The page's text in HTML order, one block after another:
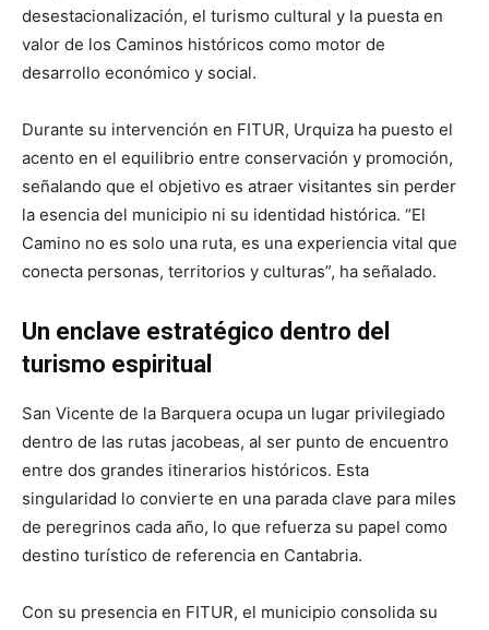
desestacionalización, el turismo cultural y la puesta en
valor de los Caminos históricos como motor de
desarrollo económico y social.
Durante su intervención en FITUR, Urquiza ha puesto el
acento en el equilibrio entre conservación y promoción,
señalando que el objetivo es atraer visitantes sin perder
la esencia del municipio ni su identidad histórica. “El
Camino no es solo una ruta, es una experiencia vital que
conecta personas, territorios y culturas”, ha señalado.
Un enclave estratégico dentro del
turismo espiritual
San Vicente de la Barquera ocupa un lugar privilegiado
dentro de las rutas jacobeas, al ser punto de encuentro
entre dos grandes itinerarios históricos. Esta
singularidad lo convierte en una parada clave para miles
de peregrinos cada año, lo que refuerza su papel como
destino turístico de referencia en Cantabria.
Con su presencia en FITUR, el municipio consolida su